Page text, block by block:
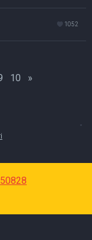
1052
10 »